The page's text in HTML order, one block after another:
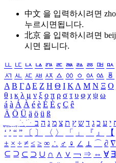
中文 을 입력하시려면
누르시면됩니다.
北京 을 입력하시려면
시면 됩니다.
ㅥ ㅦ ㅧ ㅨ ㅩ ㅪ ㅫ ㅬ ㅭ ㅮ ㅯ
ㅺ ㅻ ㅼ ㅽ ㅾ ㅿ ㆀ ㆁ ㆂ ㆃ ㆄ
Α Β ΓΔ Ε Ζ Η Θ Ι ΚΛ Μ Ν Ξ Ο
θ ι κ λ μ ν ξ ο π ρ σ τ υ φ χ ψ ω
á à Á À é è É È ç Ç ê
Ä Ö Ü ä ö ü ß
ִֶֹ ֻּ ׁׂ י ע כ ג ד ש ץ ת צ מ נ ה ב
‘ ’ “ ” 〔 〕 〈 〉 「 」 『 』 【
± × ÷ ≠ ≤ ≥ ∞ ∴ ♂ ♀ ∠ ⊥ ⌒ ∂ ∇
⊆ ⊇ ⊂ ⊃ ∪ ∩ ∧ ∨ ￢ ⇒ ⇔ ∀ ∃